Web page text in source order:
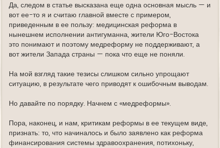
Да, следом в статье высказана еще одна основная мысль — и
вот ее-то я и считаю главной вместе с примером,
приведенным в ее пользу: медицинская реформа в
нынешнем исполнении антигуманна, жители Юго-Востока
это понимают и поэтому медреформу не поддерживают, а
вот жители Запада страны — пока что еще не поняли.
На мой взгляд такие тезисы слишком сильно упрощают
ситуацию, в результате чего приводят к ошибочным выводам.
Но давайте по порядку. Начнем с «медреформы».
Пора, наконец, и нам, критикам реформы в ее текущем виде,
признать: то, что начиналось и было заявлено как реформа
финансирования системы здравоохранения, потихоньку,